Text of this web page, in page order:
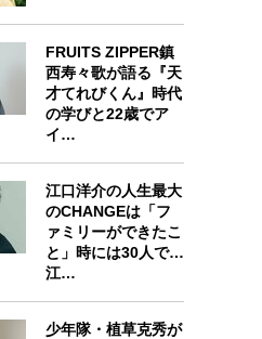
FRUITS ZIPPER鎮
西寿々歌が語る『天
才てれびくん』時代
の学びと22歳でア
イ…
江口洋介の人生最大
のCHANGEは「フ
ァミリーができたこ
と」時には30人で…
江…
少年隊・植草克秀が